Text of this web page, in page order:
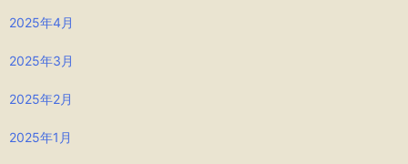
2025年4月
2025年3月
2025年2月
2025年1月